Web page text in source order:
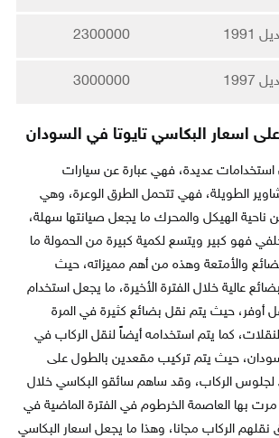
2300000
3000000
اسعار البكاسي تايوتا في السودان
عديدة، فهي عبارة عن سيارات
الطويلة، فهي تتحمل الطرق الوعرة، وهي
الهيكل والمحرك ما يجعل صيانتها سهلة،
فهو كبير ويتسع لكمية كبيرة من الحمولة ما
والأمتعة وهذه من أهم مميزاته، حيث
عالية خلال الفترة الأخيرة، ما يجعل استخدام
أوفر، حيث يتم نقل بضائع كثيرة في المرة
كما يتم استخدامه أيضاً لنقل الركاب في
حيث يتم تركيب مقعدين بالطول على
الركاب، وقد ساهم سائقو البكاسي خلال
مرت بها العاصمة الخرطوم في الفترة الماضية في
الركاب مجانا، وهذا ما يجعل اسعار البكاسي